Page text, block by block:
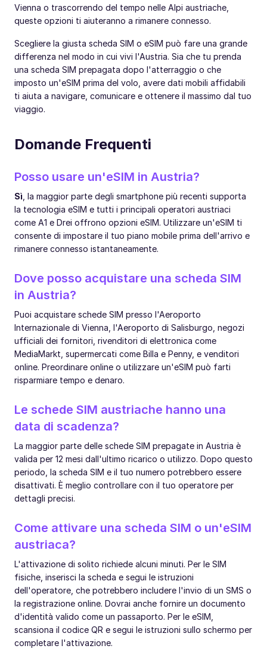
Vienna o trascorrendo del tempo nelle Alpi austriache,
queste opzioni ti aiuteranno a rimanere connesso.
Scegliere la giusta scheda SIM o eSIM può fare una grande
differenza nel modo in cui vivi l'Austria. Sia che tu prenda
una scheda SIM prepagata dopo l'atterraggio o che
imposto un'eSIM prima del volo, avere dati mobili affidabili
ti aiuta a navigare, comunicare e ottenere il massimo dal tuo
viaggio.
Domande Frequenti
Posso usare un'eSIM in Austria?
Sì , la maggior parte degli smartphone più recenti supporta
la tecnologia eSIM e tutti i principali operatori austriaci
come A1 e Drei offrono opzioni eSIM. Utilizzare un'eSIM ti
consente di impostare il tuo piano mobile prima dell'arrivo e
rimanere connesso istantaneamente.
Dove posso acquistare una scheda SIM
in Austria?
Puoi acquistare schede SIM presso l'Aeroporto
Internazionale di Vienna, l'Aeroporto di Salisburgo, negozi
ufficiali dei fornitori, rivenditori di elettronica come
MediaMarkt, supermercati come Billa e Penny, e venditori
online. Preordinare online o utilizzare un'eSIM può farti
risparmiare tempo e denaro.
Le schede SIM austriache hanno una
data di scadenza?
La maggior parte delle schede SIM prepagate in Austria è
valida per 12 mesi dall'ultimo ricarico o utilizzo. Dopo questo
periodo, la scheda SIM e il tuo numero potrebbero essere
disattivati. È meglio controllare con il tuo operatore per
dettagli precisi.
Come attivare una scheda SIM o un'eSIM
austriaca?
L'attivazione di solito richiede alcuni minuti. Per le SIM
fisiche, inserisci la scheda e segui le istruzioni
dell'operatore, che potrebbero includere l'invio di un SMS o
la registrazione online. Dovrai anche fornire un documento
d'identità valido come un passaporto. Per le eSIM,
scansiona il codice QR e segui le istruzioni sullo schermo per
completare l'attivazione.